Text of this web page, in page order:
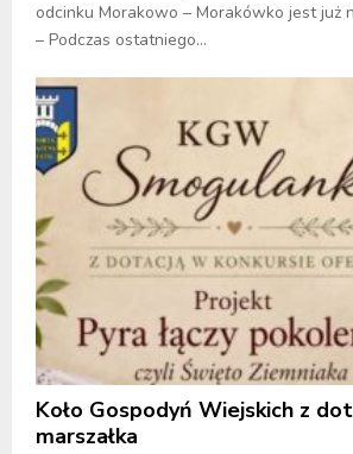
odcinku Morakowo – Morakówko jest już
– Podczas ostatniego...
Koło Gospodyń Wiejskich z
marszałka